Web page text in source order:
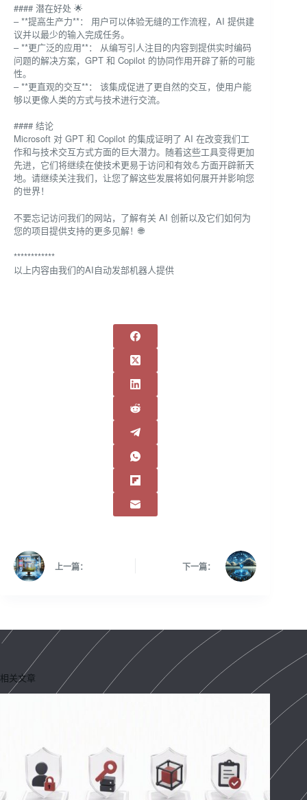
#### 潜在好处 🌟
– **提高生产力**： 用户可以体验无缝的工作流程，AI 提供建
议并以最少的输入完成任务。
– **更广泛的应用**： 从编写引人注目的内容到提供实时编码
问题的解决方案，GPT 和 Copilot 的协同作用开辟了新的可能
性。
– **更直观的交互**： 该集成促进了更自然的交互，使用户能
够以更像人类的方式与技术进行交流。
#### 结论
Microsoft 对 GPT 和 Copilot 的集成证明了 AI 在改变我们工
作和与技术交互方式方面的巨大潜力。随着这些工具变得更加
先进，它们将继续在使技术更易于访问和有效💪方面开辟新天
地。请继续关注我们，让您了解这些发展将如何展开并影响您
的世界！
不要忘记访问我们的网站，了解有关 AI 创新以及它们如何为
您的项目提供支持的更多见解！🌐
************
以上内容由我们的AI自动发部机器人提供
上一篇： 下一篇：
相关文章